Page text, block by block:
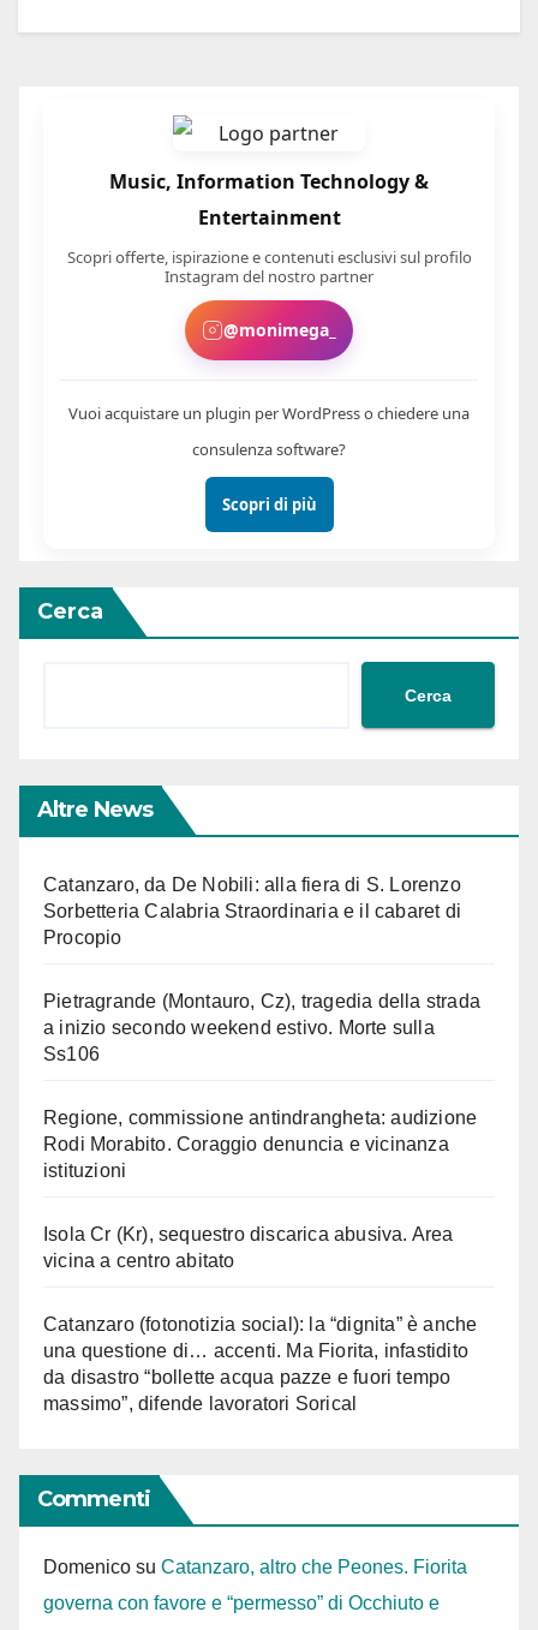
Cerca
Cerca
Altre News
Catanzaro, da De Nobili: alla fiera di S. Lorenzo
Sorbetteria Calabria Straordinaria e il cabaret di
Procopio
Pietragrande (Montauro, Cz), tragedia della strada
a inizio secondo weekend estivo. Morte sulla
Ss106
Regione, commissione antindrangheta: audizione
Rodi Morabito. Coraggio denuncia e vicinanza
istituzioni
Isola Cr (Kr), sequestro discarica abusiva. Area
vicina a centro abitato
Catanzaro (fotonotizia social): la “dignita” è anche
una questione di… accenti. Ma Fiorita, infastidito
da disastro “bollette acqua pazze e fuori tempo
massimo”, difende lavoratori Sorical
Commenti
Domenico su Catanzaro, altro che Peones. Fiorita
governa con favore e “permesso” di Occhiuto e
Music, Information Technology &
Entertainment
Scopri offerte, ispirazione e contenuti esclusivi sul profilo
Instagram del nostro partner
@monimega_
Vuoi acquistare un plugin per WordPress o chiedere una
consulenza software?
Scopri di più